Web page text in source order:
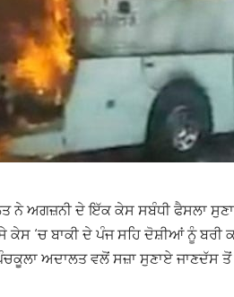
ਨੇ ਅਗਜ਼ਨੀ ਦੇ ਇੱਕ ਕੇਸ ਸਬੰਧੀ ਫੈਸਲਾ
‘ਚ ਬਾਕੀ ਦੇ ਪੰਜ ਸਹਿ ਦੋਸ਼ੀਆਂ ਨੂੰ ਬਰੀ
ਅਦਾਲਤ ਵਲੋਂ ਸਜ਼ਾ ਸੁਣਾਏ